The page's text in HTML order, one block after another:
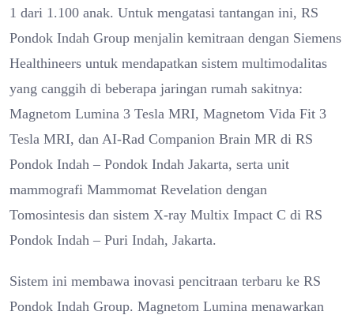
1 dari 1.100 anak. Untuk mengatasi tantangan ini, RS
Pondok Indah Group menjalin kemitraan dengan Siemens
Healthineers untuk mendapatkan sistem multimodalitas
yang canggih di beberapa jaringan rumah sakitnya:
Magnetom Lumina 3 Tesla MRI, Magnetom Vida Fit 3
Tesla MRI, dan AI-Rad Companion Brain MR di RS
Pondok Indah – Pondok Indah Jakarta, serta unit
mammografi Mammomat Revelation dengan
Tomosintesis dan sistem X-ray Multix Impact C di RS
Pondok Indah – Puri Indah, Jakarta.
Sistem ini membawa inovasi pencitraan terbaru ke RS
Pondok Indah Group. Magnetom Lumina menawarkan